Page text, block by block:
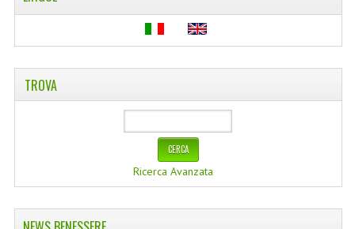
FIORI DI BACH
LINEA OK
PINTEREST
TUMBLR
SCAMBIO LINKS
CONTATTACI
TROVA
Ricerca Avanzata